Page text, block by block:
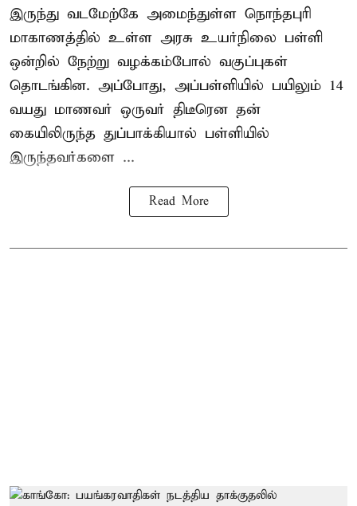
இருந்து வடமேற்கே அமைந்துள்ள நொந்தபுரி
மாகாணத்தில் உள்ள அரசு உயர்நிலை பள்ளி
ஒன்றில் நேற்று வழக்கம்போல் வகுப்புகள்
தொடங்கின. அப்போது, அப்பள்ளியில் பயிலும் 14
வயது மாணவர் ஒருவர் திடீரென தன்
கையிலிருந்த துப்பாக்கியால் பள்ளியில்
இருந்தவர்களை ...
Read More